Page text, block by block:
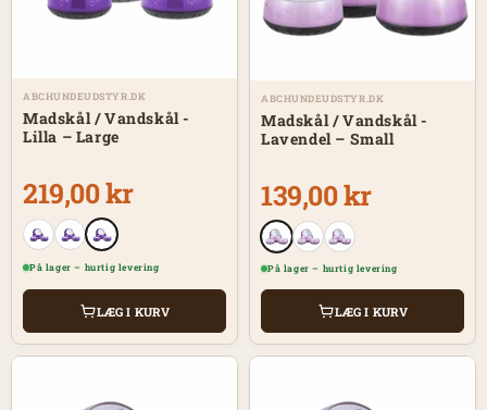
ABCHUNDEUDSTYR.DK
Madskål / Vandskål -
Lilla – Large
219,00 kr
På lager – hurtig levering
LÆG I KURV
ABCHUNDEUDSTYR.DK
Madskål / Vandskål -
Lavendel – Small
139,00 kr
På lager – hurtig levering
LÆG I KURV